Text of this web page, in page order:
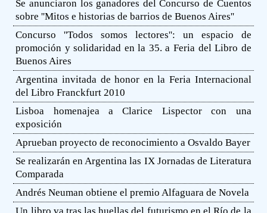
Se anunciaron los ganadores del Concurso de Cuentos
sobre ''Mitos e historias de barrios de Buenos Aires''
Concurso ''Todos somos lectores'': un espacio de
promoción y solidaridad en la 35. a Feria del Libro de
Buenos Aires
Argentina invitada de honor en la Feria Internacional
del Libro Franckfurt 2010
Lisboa homenajea a Clarice Lispector con una
exposición
Aprueban proyecto de reconocimiento a Osvaldo Bayer
Se realizarán en Argentina las IX Jornadas de Literatura
Comparada
Andrés Neuman obtiene el premio Alfaguara de Novela